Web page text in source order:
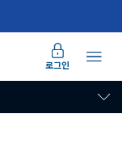
로그인